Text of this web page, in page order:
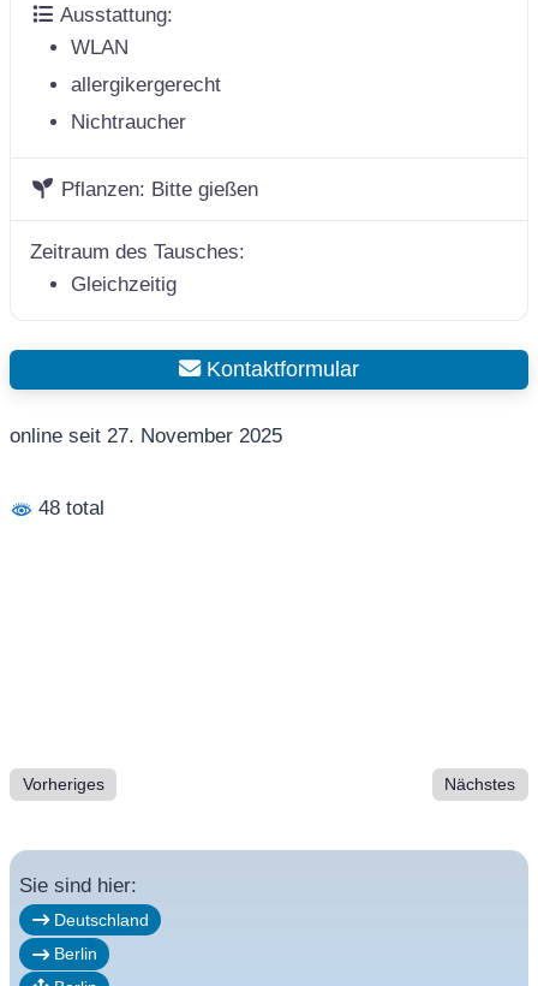
Ausstattung:
WLAN
allergikergerecht
Nichtraucher
Pflanzen: Bitte gießen
Zeitraum des Tausches:
Gleichzeitig
Kontaktformular
online seit 27. November 2025
48 total
Vorheriges Nächstes
Sie sind hier:
Deutschland
Berlin